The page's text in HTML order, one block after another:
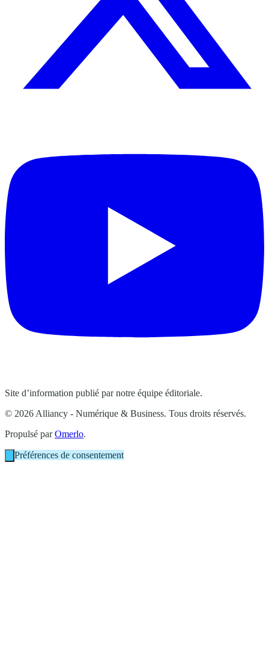
Site d’information publié par notre équipe éditoriale.
© 2026 Alliancy - Numérique & Business. Tous droits réservés.
Propulsé parOmerlo.
Préférences de consentement